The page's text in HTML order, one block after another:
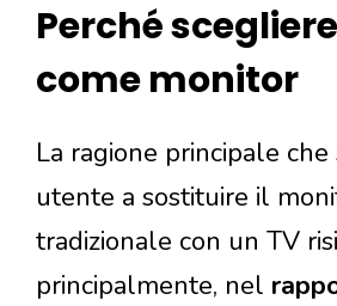
Perché
come monitor
La ragione principale
utente a sostituire il
tradizionale con un TV
principalmente, nel